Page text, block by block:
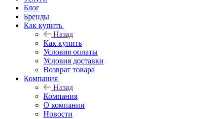
Блог
Бренды
Как купить
Назад
Как купить
Условия оплаты
Условия доставки
Возврат товара
Компания
Назад
Компания
О компании
Новости